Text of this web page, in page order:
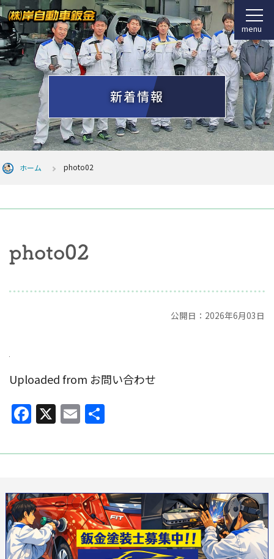
menu
新着情報
ホーム photo02
photo02
公開日：2026年6月03日
Uploaded from お問い合わせ
Facebook
X Email